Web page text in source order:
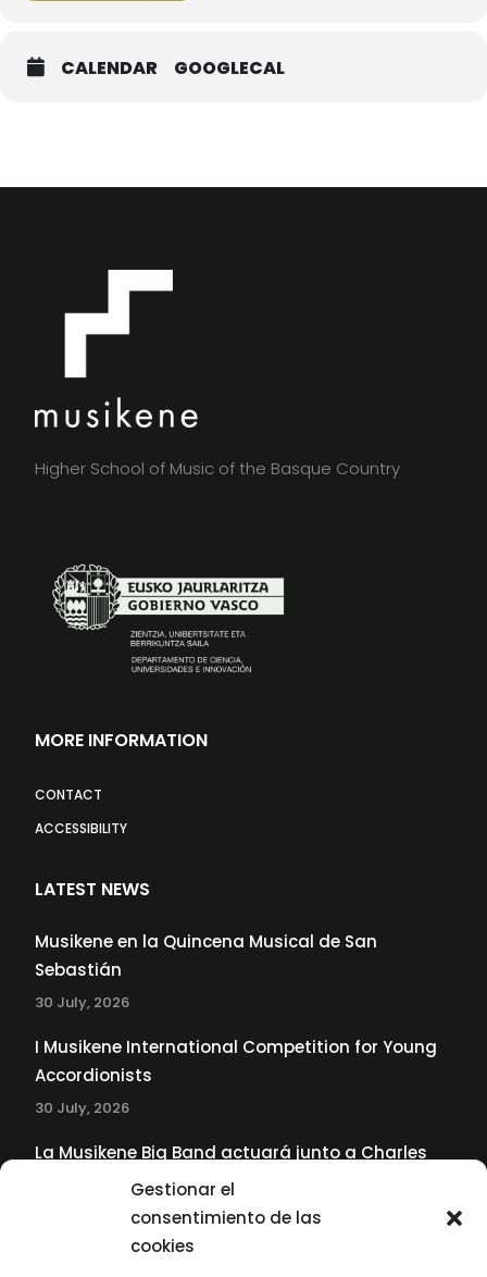
Gestionar el
consentimiento de las
cookies
CALENDAR GOOGLECAL
Higher School of Music of the Basque Country
MORE INFORMATION
CONTACT
ACCESSIBILITY
LATEST NEWS
Musikene en la Quincena Musical de San
Sebastián
30 July, 2026
I Musikene International Competition for Young
Accordionists
30 July, 2026
La Musikene Big Band actuará junto a Charles
Tolliver en el 61 Jazzaldia